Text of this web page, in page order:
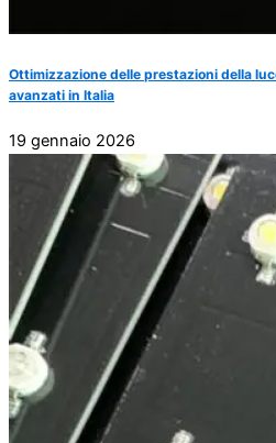
Ottimizzazione delle prestazioni della
avanzati in Italia
19 gennaio 2026